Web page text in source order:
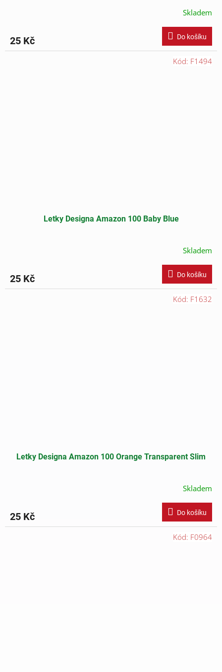
Skladem
25 Kč Do košíku
Letky Designa Amazon 100 Baby Blue
Skladem
25 Kč Do košíku
Kód: F1494
Letky Designa Amazon 100 Orange Transparent Slim
Skladem
25 Kč Do košíku
Kód: F1632
Kód: F0964